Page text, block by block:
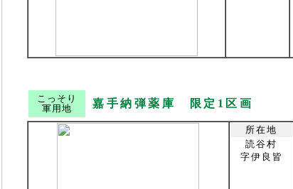
こっそり
軍用地
嘉手納弾薬庫 限定1区画
所在地
読谷村
字伊良皆